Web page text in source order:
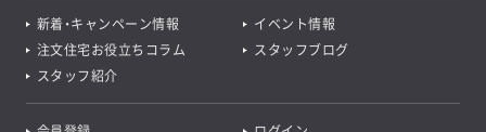
新着・キャンペーン情報
イベント情報
注文住宅お役立ちコラム
スタッフブログ
スタッフ紹介